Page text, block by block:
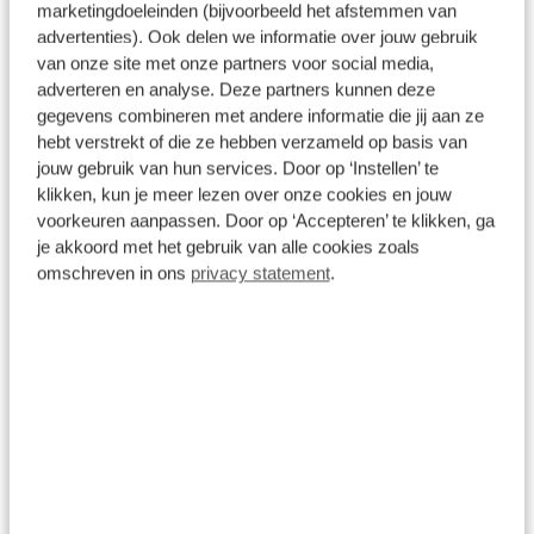
marketingdoeleinden (bijvoorbeeld het afstemmen van
advertenties). Ook delen we informatie over jouw gebruik
van onze site met onze partners voor social media,
adverteren en analyse. Deze partners kunnen deze
gegevens combineren met andere informatie die jij aan ze
hebt verstrekt of die ze hebben verzameld op basis van
jouw gebruik van hun services. Door op ‘Instellen’ te
klikken, kun je meer lezen over onze cookies en jouw
voorkeuren aanpassen. Door op ‘Accepteren’ te klikken, ga
je akkoord met het gebruik van alle cookies zoals
omschreven in ons privacy statement.
comfort is er niet bij met deze Hyundai BAYON. Hij
is zelfs voorzien van een verwarmd stuurwiel! Ook
schuif- en kanteldak, 16 inch lichtmetalen velgen,
LED koplampen, geluidsisolerende ramen, in delen
neerklapbare achterbank en LED-achterlichten zijn
aan boord. Alle benodigde informatie helder in
beeld: het digitale dashboard is een geweldige
rijhulp. Wat een gemak, die achteruitrijcamera. Alles
in beeld zonder capriolen. Gemak dient de mens.
Dankzij de spraaksturing bedient u de belangrijkste
Basis
Inbegrepen
Dit pakket is standaard inbegrepen. We vinden het
logisch dat u op kwaliteit kunt rekenen en we laten
u graag weten wat u kunt verwachten.
Gekozen Inhoud